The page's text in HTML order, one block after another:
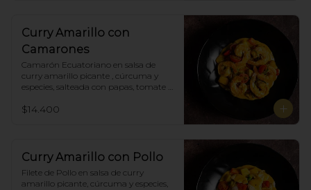
Curry Amarillo con
Camarones
Camarón Ecuatoriano en salsa de
curry amarillo picante , cúrcuma y
especies, salteada con papas, tomate
arroz blanco.
$14.400
Curry Amarillo con Pollo
Filete de Pollo en salsa de curry
amarillo picante, cúrcuma y especies,